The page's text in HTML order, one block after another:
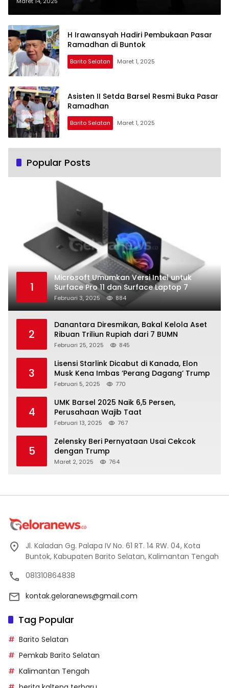
H Irawansyah Hadiri Pembukaan Pasar
Ramadhan di Buntok
Barito Selatan Maret 1, 2025
Asisten II Setda Barsel Resmi Buka Pasar
Ramadhan
Barito Selatan Maret 1, 2025
Popular Posts
1
Microsoft Umumkan Versi Intel untuk
Surface Pro 11 dan Surface Laptop 7
Februari 3, 2025 884
2
Danantara Diresmikan, Bakal Kelola Aset
Ribuan Triliun Rupiah dari 7 BUMN
Februari 25, 2025 845
3
Lisensi Starlink Dicabut di Kanada, Elon
Musk Kena Imbas ‘Perang Dagang’ Trump
Februari 5, 2025 770
4
UMK Barsel 2025 Naik 6,5 Persen,
Perusahaan Wajib Taat
Februari 13, 2025 767
5
Zelensky Beri Pernyataan Usai Cekcok
dengan Trump
Maret 2, 2025 764
Jl. Kaladan Gg. Palapa IV No. 61 RT. 14 RW. 04, Kota
Buntok, Kabupaten Barito Selatan, Kalimantan Tengah
081310864838
kontak.geloranews@gmail.com
Tag Popular
Barito Selatan
Pemkab Barito Selatan
Kalimantan Tengah